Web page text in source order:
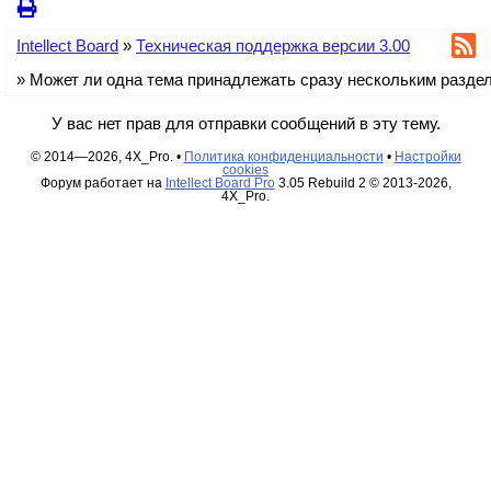
нужно просто это грамотно использовать.
Intellect Board » Техническая поддержка версии 3.00
» Может ли одна тема принадлежать сразу нескольким
У вас нет прав для отправки сообщений в эту тему.
© 2014—2026, 4X_Pro. • Политика конфиденциальности • Настройки
cookies
Форум работает на Intellect Board Pro3.05 Rebuild 2 © 2013-2026,
4X_Pro.